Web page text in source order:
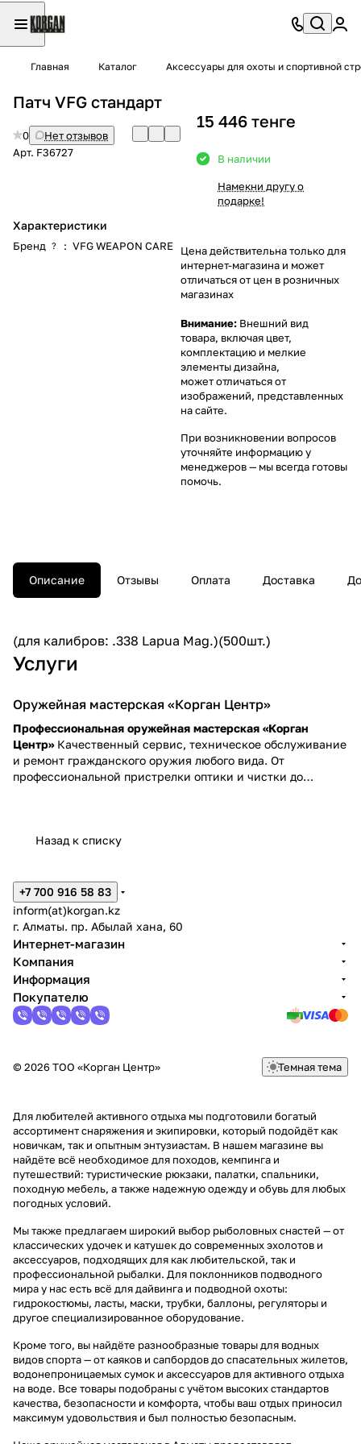
Главная Каталог Аксессуары для охоты и спортивной
Патч VFG стандарт
0
Нет отзывов
Арт. F36727
Характеристики
Бренд ? : VFG WEAPON CARE
15 446 тенге
В наличии
Намекни другу о
подарке!
Цена действительна только для
интернет-магазина и может
отличаться от цен в розничных
магазинах
Внимание: Внешний вид
товара, включая цвет,
комплектацию и мелкие
элементы дизайна,
может отличаться от
изображений, представленных
на сайте.
При возникновении вопросов
уточняйте информацию у
менеджеров— мы всегда готовы
помочь.
Описание Отзывы Оплата Доставка
(для калибров: .338 Lapua Mag.)(500шт.)
Услуги
Оружейная мастерская «Корган Центр»
Профессиональная оружейная мастерская «Корган
Центр»Качественный сервис, техническое обслуживание
и ремонт гражданского оружия любого вида. От
профессиональной пристрелки оптики и чистки до
Назад к списку
+7 700 916 58 83
inform(at)korgan.kz
г. Алматы. пр. Абылай хана, 60
Интернет-магазин
Компания
Информация
Покупателю
© 2026 ТОО «Корган Центр» Темная тема
Для любителей активного отдыха мы подготовили богатый
ассортимент снаряжения и экипировки, который подойдёт как
новичкам, так и опытным энтузиастам. В нашем магазине вы
найдёте всё необходимое для походов, кемпинга и
путешествий: туристические рюкзаки, палатки, спальники,
походную мебель, а также надежную одежду и обувь для любых
погодных условий.
Мы также предлагаем широкий выбор рыболовных снастей — от
классических удочек и катушек до современных эхолотов и
аксессуаров, подходящих для как любительской, так и
профессиональной рыбалки. Для поклонников подводного
мира у нас есть всё для дайвинга и подводной охоты:
гидрокостюмы, ласты, маски, трубки, баллоны, регуляторы и
другое специализированное оборудование.
Кроме того, вы найдёте разнообразные товары для водных
видов спорта — от каяков и сапбордов до спасательных жилетов,
водонепроницаемых сумок и аксессуаров для активного отдыха
на воде. Все товары подобраны с учётом высоких стандартов
качества, безопасности и комфорта, чтобы ваш отдых приносил
максимум удовольствия и был полностью безопасным.